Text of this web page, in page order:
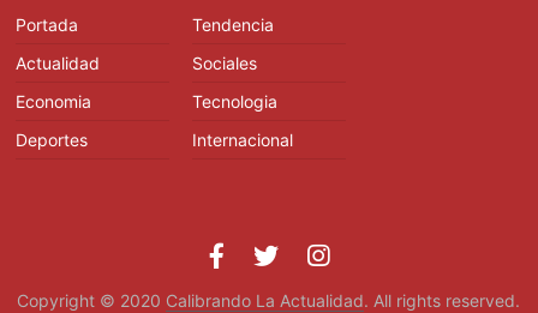
Portada
Actualidad
Economia
Deportes
Tendencia
Sociales
Tecnologia
Internacional
Copyright © 2020 Calibrando La Actualidad. All rights reserved.